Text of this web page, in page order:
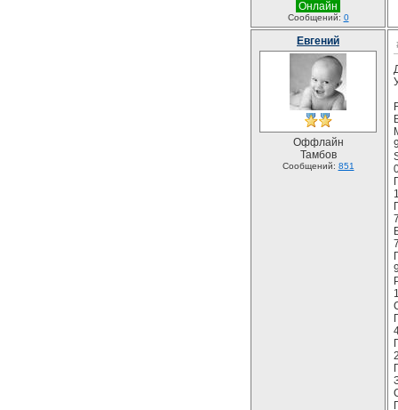
Онлайн
Сообщений: 0
Евгений
Оффлайн
Тамбов
Сообщений: 851